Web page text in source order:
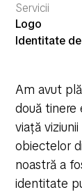
Logo
Identitate
Servicii
Am avut
două tinere
viață
obiectelor
noastră a
identitate